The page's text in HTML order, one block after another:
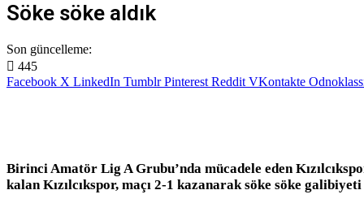
Söke söke aldık
Son güncelleme:
445
Facebook X LinkedIn Tumblr Pinterest Reddit VKontakte
Birinci Amatör Lig A Grubu’nda mücadele eden
kalan Kızılcıkspor, maçı 2-1 kazanarak söke söke galibiyeti